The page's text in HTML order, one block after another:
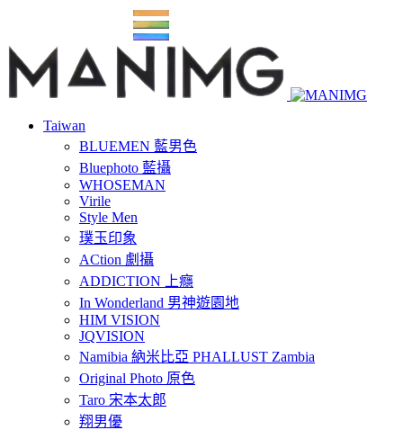
Taiwan
BLUEMEN 藍男色
Bluephoto 藍攝
WHOSEMAN
Virile
Style Men
璞玉印象
ACtion 劇攝
ADDICTION 上癮
In Wonderland 男神遊園地
HIM VISION
JQVISION
Namibia 納米比亞 PHALLUST Zambia
Original Photo 原色
Taro 宋本太郎
翔男優